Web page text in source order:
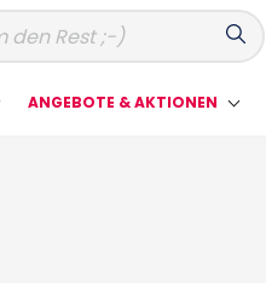
ANGEBOTE & AKTIONEN